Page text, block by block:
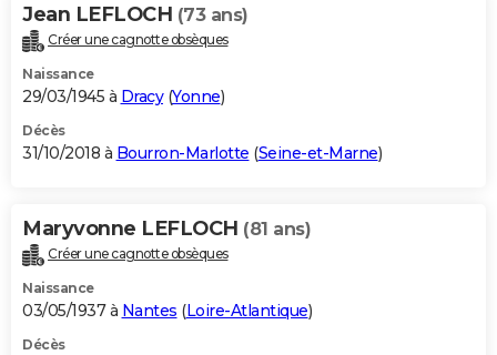
Jean LEFLOCH (73 ans)
Créer une cagnotte obsèques
Naissance
29/03/1945 à Dracy(Yonne)
Décès
31/10/2018 à Bourron-Marlotte (Seine-et-Marne)
Maryvonne LEFLOCH (81 ans)
Créer une cagnotte obsèques
Naissance
03/05/1937 à Nantes (Loire-Atlantique)
Décès